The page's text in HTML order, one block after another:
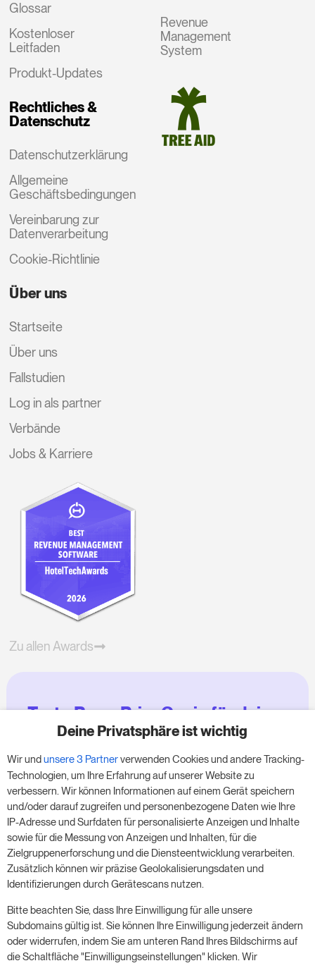
Glossar
Kostenloser
Leitfaden
Produkt-Updates
Rechtliches &
Datenschutz
Datenschutzerklärung
Allgemeine
Geschäftsbedingungen
Vereinbarung zur
Datenverarbeitung
Cookie-Richtlinie
Revenue
Management
System
Über uns
Startseite
Über uns
Fallstudien
Log in als partner
Verbände
Jobs & Karriere
Zu allen Awards
Teste RoomPriceGenie für deine
Zimmer
Nutze unsere 14-tägige Testversion und steigere
deinen Umsatz jetzt – ganz ohne Verpflichtung.
Buche einen Termin, um deine kostenlose 14-
tägige Testphase zu starten.
Ein Meeting buchen
Deine Privatsphäre ist wichtig
Wir undunsere 3 Partnerverwenden Cookies und andere Tracking-
Technologien, um Ihre Erfahrung auf unserer Website zu
verbessern. Wir können Informationen auf einem Gerät speichern
und/oder darauf zugreifen und personenbezogene Daten wie Ihre
IP-Adresse und Surfdaten für personalisierte Anzeigen und Inhalte
sowie für die Messung von Anzeigen und Inhalten, für die
Zielgruppenerforschung und die Diensteentwicklung verarbeiten.
Zusätzlich können wir präzise Geolokalisierungsdaten und
Identifizierungen durch Gerätescans nutzen.
Bitte beachten Sie, dass Ihre Einwilligung für alle unsere
Subdomains gültig ist. Sie können Ihre Einwilligung jederzeit ändern
oder widerrufen, indem Sie am unteren Rand Ihres Bildschirms auf
die Schaltfläche "Einwilligungseinstellungen" klicken. Wir